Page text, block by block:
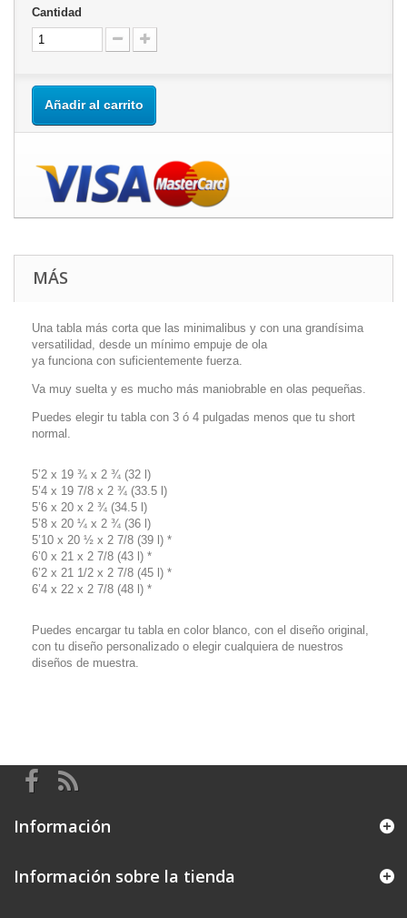
Cantidad
Añadir al carrito
MÁS
Una tabla más corta que las minimalibus y con una grandísima
versatilidad, desde un mínimo empuje de ola
ya funciona con suficientemente fuerza.
Va muy suelta y es mucho más maniobrable en olas pequeñas.
Puedes elegir tu tabla con 3 ó 4 pulgadas menos que tu short
normal.
5’2 x 19 ¾ x 2 ¾ (32 l)
5’4 x 19 7/8 x 2 ¾ (33.5 l)
5’6 x 20 x 2 ¾ (34.5 l)
5’8 x 20 ¼ x 2 ¾ (36 l)
5’10 x 20 ½ x 2 7/8 (39 l) *
6’0 x 21 x 2 7/8 (43 l) *
6’2 x 21 1/2 x 2 7/8 (45 l) *
6’4 x 22 x 2 7/8 (48 l) *
Puedes encargar tu tabla en color blanco, con el diseño original,
con tu diseño personalizado o elegir cualquiera de nuestros
diseños de muestra.
Información
Información sobre la tienda